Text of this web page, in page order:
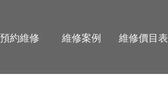
預約維修 維修案例 維修價目表